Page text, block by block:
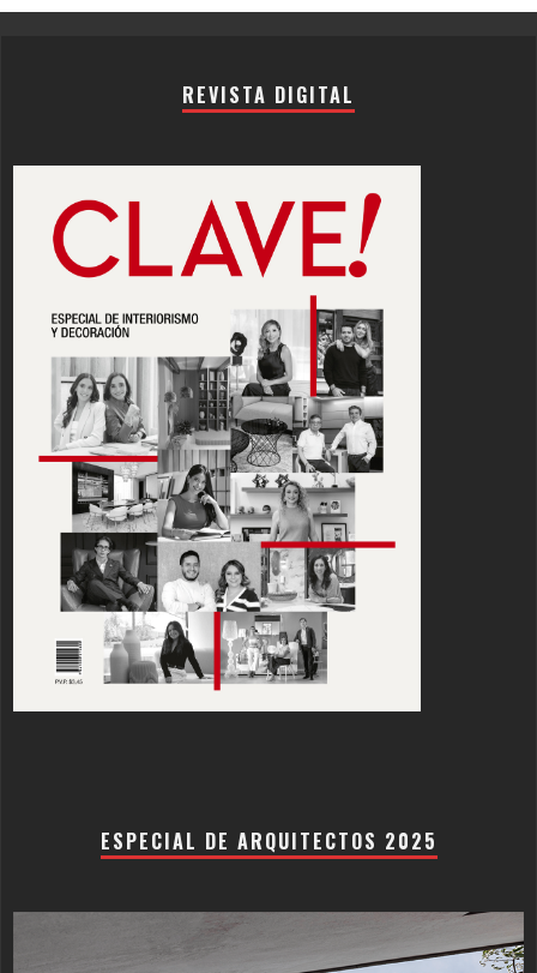
REVISTA DIGITAL
ESPECIAL DE ARQUITECTOS 2025